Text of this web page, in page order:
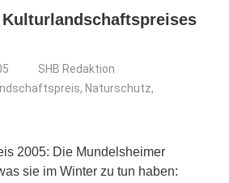
Kulturlandschaftspreises
SHB Redaktion
, Naturschutz,
2005: Die Mundelsheimer
sie im Winter zu tun haben: